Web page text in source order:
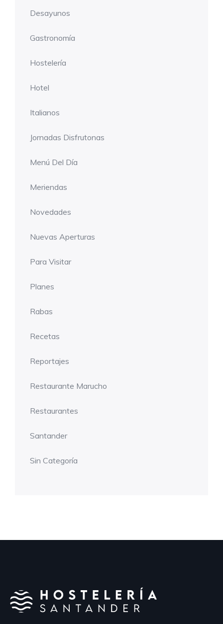
Desayunos
Gastronomía
Hostelería
Hotel
Italianos
Jornadas Disfrutonas
Menú Del Día
Meriendas
Novedades
Nuevas Aperturas
Para Visitar
Planes
Rabas
Recetas
Reportajes
Restaurante Marucho
Restaurantes
Santander
Sin Categoría